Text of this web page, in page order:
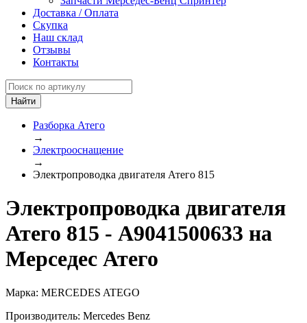
Доставка / Оплата
Скупка
Наш склад
Отзывы
Контакты
Разборка Атего
→
Электрооснащение
→
Электропроводка двигателя Атего 815
Электропроводка двигателя
Атего 815 - А9041500633 на
Мерседес Атего
Марка: MERCEDES ATEGO
Производитель: Mercedes Benz